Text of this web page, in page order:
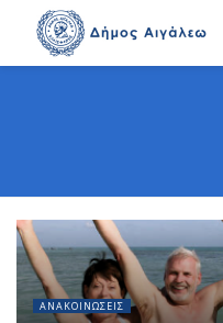
ΑΝΑΚΟΙΝΏΣΕΙΣ